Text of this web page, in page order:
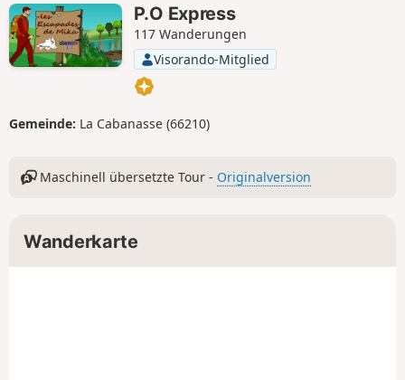
P.O Express
117 Wanderungen
Visorando-Mitglied
Gemeinde: La Cabanasse (66210)
Maschinell übersetzte Tour - Originalversion
Wanderkarte